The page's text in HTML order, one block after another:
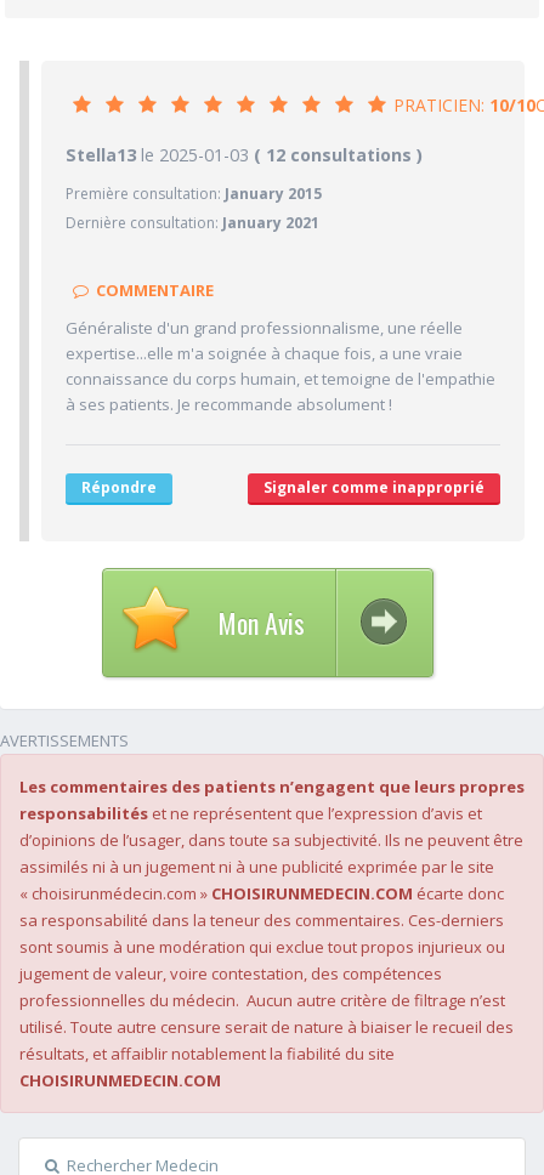
PRATICIEN: 10/10
PRATICIEN10/10
10/10 Confiance accordée
10/10 Sympathie
Ponctualité/Temps en salle d'attente/Retard
CABINET/LOCAUX9.3/10
10/10 Agréabilité des locaux
Stella13 le 2025-01-03 ( 12 consultations )
Première consultation: January 2015
Dernière consultation: January 2021
COMMENTAIRE
Généraliste d'un grand professionnalisme, une réelle
expertise...elle m'a soignée à chaque fois, a une vraie
connaissance du corps humain, et temoigne de l'empathie
à ses patients. Je recommande absolument !
Répondre Signaler comme inapproprié
Mon Avis
AVERTISSEMENTS
Les commentaires des patients n’engagent que leurs propres
responsabilités et ne représentent que l’expression d’avis et
d’opinions de l’usager, dans toute sa subjectivité. Ils ne peuvent être
assimilés ni à un jugement ni à une publicité exprimée par le site
« choisirunmédecin.com » CHOISIRUNMEDECIN.COM écarte donc
sa responsabilité dans la teneur des commentaires. Ces-derniers
sont soumis à une modération qui exclue tout propos injurieux ou
jugement de valeur, voire contestation, des compétences
professionnelles du médecin. Aucun autre critère de filtrage n’est
utilisé. Toute autre censure serait de nature à biaiser le recueil des
résultats, et affaiblir notablement la fiabilité du site
CHOISIRUNMEDECIN.COM
Rechercher Medecin